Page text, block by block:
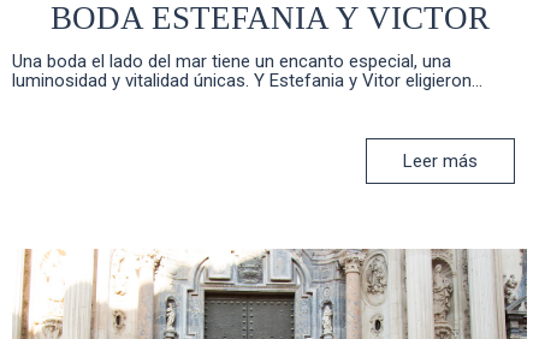
BODA ESTEFANIA Y VICTOR
Una boda el lado del mar tiene un encanto especial, una
luminosidad y vitalidad únicas. Y Estefania y Vitor eligieron...
Leer más